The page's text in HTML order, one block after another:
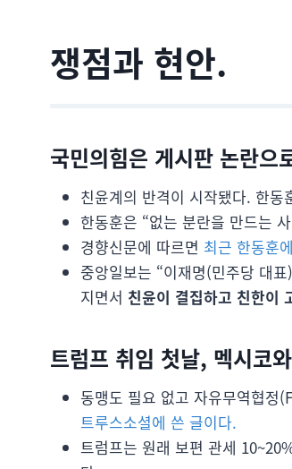
쟁점과 현안.
국민의힘은 게시판 논란으
친윤계의 반격이 시작됐다. 한
한동훈은 “없는 분란을 만드는
경향신문에 따르면 최근 한동훈
중앙일보는 “이재명(민주당 대
지면서 친윤이 결집하고 친한이
트럼프 취임 첫날, 멕시코
동맹도 필요 없고 자유무역협정
트루스소셜에 쓴 글이다.
트럼프는 원래 보편 관세